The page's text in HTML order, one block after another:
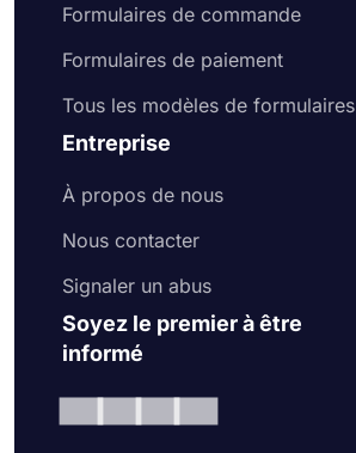
Formulaires de commande
Formulaires de paiement
Tous les modèles de formulaires
Entreprise
À propos de nous
Nous contacter
Signaler un abus
Soyez le premier à être
informé